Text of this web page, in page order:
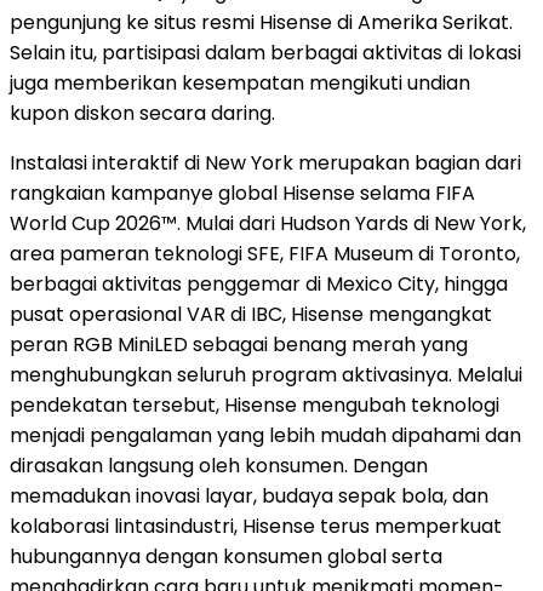
pengunjung ke situs resmi Hisense di Amerika Serikat.
Selain itu, partisipasi dalam berbagai aktivitas di lokasi
juga memberikan kesempatan mengikuti undian
kupon diskon secara daring.
Instalasi interaktif di New York merupakan bagian dari
rangkaian kampanye global Hisense selama FIFA
World Cup 2026™. Mulai dari Hudson Yards di New York,
area pameran teknologi SFE, FIFA Museum di Toronto,
berbagai aktivitas penggemar di Mexico City, hingga
pusat operasional VAR di IBC, Hisense mengangkat
peran RGB MiniLED sebagai benang merah yang
menghubungkan seluruh program aktivasinya. Melalui
pendekatan tersebut, Hisense mengubah teknologi
menjadi pengalaman yang lebih mudah dipahami dan
dirasakan langsung oleh konsumen. Dengan
memadukan inovasi layar, budaya sepak bola, dan
kolaborasi lintasindustri, Hisense terus memperkuat
hubungannya dengan konsumen global serta